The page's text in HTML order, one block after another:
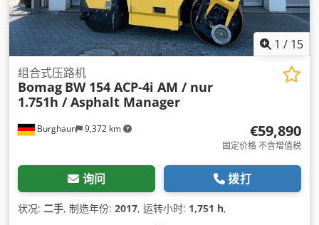
1 / 15
Burghaun 9,372 km
组合式压路机
Bomag BW 154 ACP-4i AM / nur
1.751h / Asphalt Manager
€59,890
固定价格 不含增值税
询问 拨打
状况: 二手, 制造年份: 2017, 运转小时: 1,751 h,